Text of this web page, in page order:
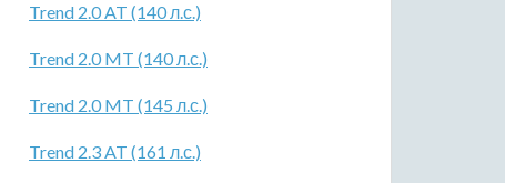
Trend 2.0 AT (140 л.с.)
Trend 2.0 MT (140 л.с.)
Trend 2.0 MT (145 л.с.)
Trend 2.3 AT (161 л.с.)